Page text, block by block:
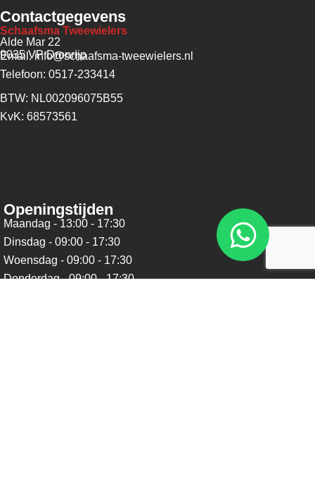
Contactgegevens
Schaafsma Tweewielers
Alde Mar 22
9035 VP Dronrijp
Email: info@schaafsma-tweewielers.nl
Telefoon: 0517-233414
BTW: NL002096075B55
KvK: 68573561
Openingstijden
Maandag - 13:00 - 17:30
Dinsdag - 09:00 - 17:30
Woensdag - 09:00 - 17:30
Donderdag - 09:00 - 17:30